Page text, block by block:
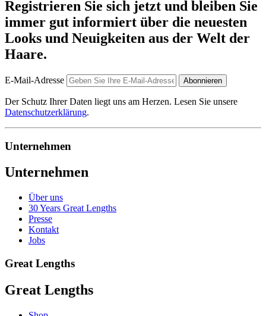
Registrieren Sie sich jetzt und bleiben Sie
immer gut informiert über die neuesten
Looks und Neuigkeiten aus der Welt der
Haare.
E-Mail-Adresse Abonnieren
Der Schutz Ihrer Daten liegt uns am Herzen. Lesen Sie unsere
Datenschutzerklärung.
Unternehmen
Unternehmen
Über uns
30 Years Great Lengths
Presse
Kontakt
Jobs
Great Lengths
Great Lengths